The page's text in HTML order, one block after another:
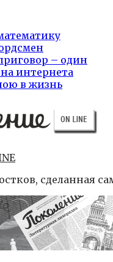
– один
интернета
в жизнь
сделанная